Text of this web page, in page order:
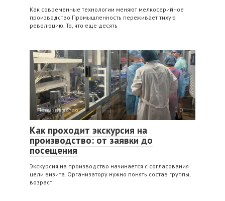
Как современные технологии меняют мелкосерийное
производство Промышленность переживает тихую
революцию. То, что еще десять
Производство 0
Как проходит экскурсия на
производство: от заявки до
посещения
Экскурсия на производство начинается с согласования
цели визита. Организатору нужно понять состав группы,
возраст